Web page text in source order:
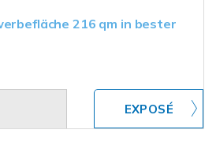
216 qm in bester